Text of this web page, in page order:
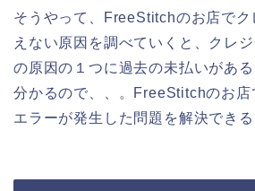
そうやって、FreeStitchのお店でク
えない原因を調べていくと、クレ
の原因の１つに過去の未払いがあ
分かるので、、。FreeStitchのお店
エラーが発生した問題を解決できる